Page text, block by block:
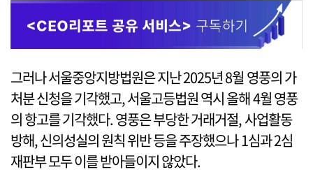
그러나 서울중앙지방법원은 지난 2025년 8월 영풍의 가
처분 신청을 기각했고, 서울고등법원 역시 올해 4월 영풍
의 항고를 기각했다. 영풍은 부당한 거래거절, 사업활동
방해, 신의성실의 원칙 위반 등을 주장했으나 1심과 2심
재판부 모두 이를 받아들이지 않았다.